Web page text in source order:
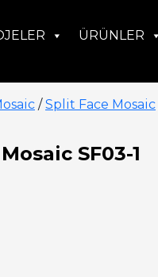
ÜRÜNLER
/Split Face Mosaic
SF03-1